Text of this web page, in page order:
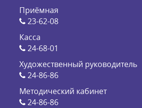
Приёмная
23-62-08
Касса
24-68-01
Художественный руководитель
24-86-86
Методический кабинет
24-86-86